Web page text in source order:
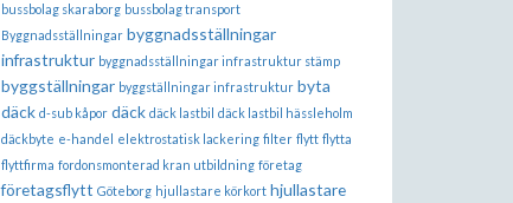
bussbolag skaraborg bussbolag transport
Byggnadsställningar byggnadsställningar
infrastruktur byggnadsställningar infrastruktur stämp
byggställningar byggställningar infrastruktur byta
däck d-sub kåpor däck däck lastbil däck lastbil hässleholm
däckbyte e-handel elektrostatisk lackering filter flytt flytta
flyttfirma fordonsmonterad kran utbildning företag
företagsflytt Göteborg hjullastare körkort hjullastare